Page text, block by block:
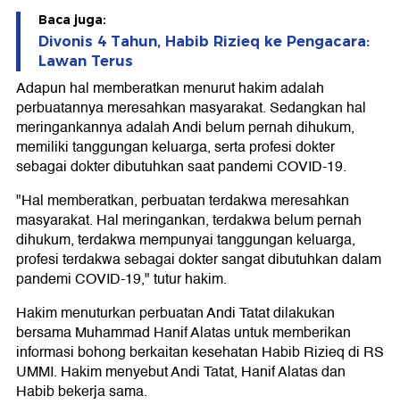
Baca juga:
Divonis 4 Tahun, Habib Rizieq ke Pengacara:
Lawan Terus
Adapun hal memberatkan menurut hakim adalah
perbuatannya meresahkan masyarakat. Sedangkan hal
meringankannya adalah Andi belum pernah dihukum,
memiliki tanggungan keluarga, serta profesi dokter
sebagai dokter dibutuhkan saat pandemi COVID-19.
"Hal memberatkan, perbuatan terdakwa meresahkan
masyarakat. Hal meringankan, terdakwa belum pernah
dihukum, terdakwa mempunyai tanggungan keluarga,
profesi terdakwa sebagai dokter sangat dibutuhkan dalam
pandemi COVID-19," tutur hakim.
Hakim menuturkan perbuatan Andi Tatat dilakukan
bersama Muhammad Hanif Alatas untuk memberikan
informasi bohong berkaitan kesehatan Habib Rizieq di RS
UMMI. Hakim menyebut Andi Tatat, Hanif Alatas dan
Habib bekerja sama.